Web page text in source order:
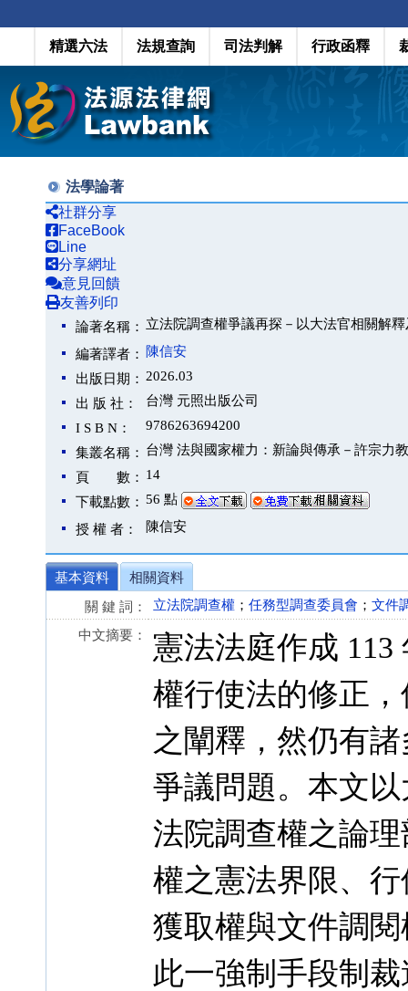
精選六法 法規查詢 司法判解 行政函釋
法學論著
社群分享
FaceBook
Line
分享網址
意見回饋
友善列印
論著名稱： 立法院調查權爭議再探－以大法官相關解
編著譯者：
陳信安
出版日期： 2026.03
出 版 社：
台灣 元照出版公司
I S B N：
9786263694200
集叢名稱： 台灣 法與國家權力：新論與傳承－許宗力
頁 數： 14
下載點數： 56 點
授 權 者： 陳信安
基本資料
相關資料
關 鍵 詞：
立法院調查權 ； 任務型調查委員會 ； 文件
中文摘要：
憲法法庭作成
權行使法的修正
之闡釋，然仍有
爭議問題。本文
法院調查權之論
權之憲法界限、
獲取權與文件調
此一強制手段制